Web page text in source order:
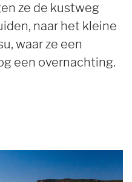
ze de kustweg
naar het kleine
waar ze een
een overnachting.